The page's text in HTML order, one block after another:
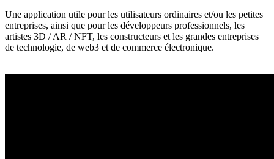
Une application utile pour les utilisateurs ordinaires et/ou les petites
entreprises, ainsi que pour les développeurs professionnels, les
artistes 3D / AR / NFT, les constructeurs et les grandes entreprises
de technologie, de web3 et de commerce électronique.